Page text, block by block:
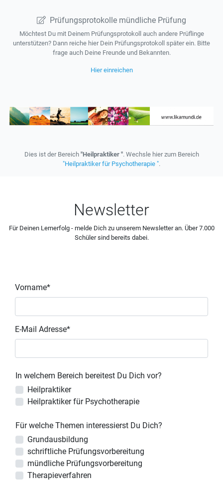
Prüfungsprotokolle mündliche Prüfung
Möchtest Du mit Deinem Prüfungsprotokoll auch andere Prüflinge
unterstützen? Dann reiche hier Dein Prüfungsprotokoll später ein. Bitte
frage auch Deine Freunde und Bekannten.
Hier einreichen
Dies ist der Bereich "Heilpraktiker ". Wechsle hier zum Bereich
"Heilpraktiker für Psychotherapie ".
Newsletter
Für Deinen Lernerfolg - melde Dich zu unserem Newsletter an. Über 7.000
Schüler sind bereits dabei.
Vorname*
E-Mail Adresse*
In welchem Bereich bereitest Du Dich vor?
Heilpraktiker
Heilpraktiker für Psychotherapie
Für welche Themen interessierst Du Dich?
Grundausbildung
schriftliche Prüfungsvorbereitung
mündliche Prüfungsvorbereitung
Therapieverfahren